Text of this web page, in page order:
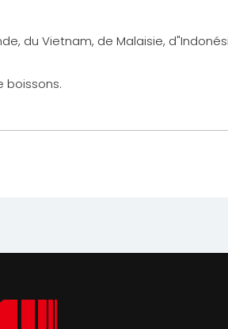
du Vietnam, de Malaisie,
boissons.